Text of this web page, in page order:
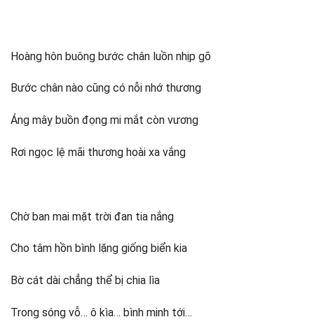
Hoàng hôn buông bước chân luồn nhịp gõ
Bước chân nào cũng có nỗi nhớ thương
Áng mây buồn đọng mi mắt còn vương
Rơi ngọc lệ mãi thương hoài xa vắng
Chờ ban mai mặt trời đan tia nắng
Cho tâm hồn bình lặng giống biển kia
Bờ cát dài chẳng thể bị chia lìa
Trong sóng vỗ… ô kìa… bình minh tới…